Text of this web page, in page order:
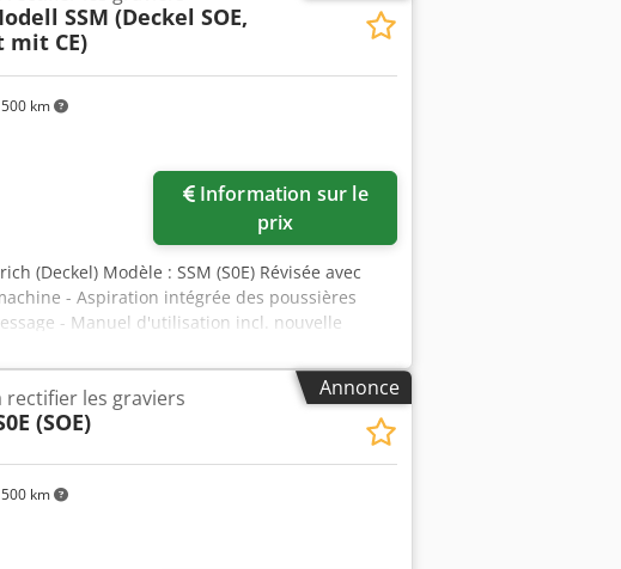
compris la production d'une plaque
km
SSM (Deckel SOE,
CE)
Information sur le
prix
(Deckel) Modèle : SSM (S0E) Révisée avec
- Aspiration intégrée des poussières
- Manuel d'utilisation incl. nouvelle
incl. élaboration du nouveau schéma
déclaration de conformité CE
Annonce
km
rectifier les graviers
(SOE)